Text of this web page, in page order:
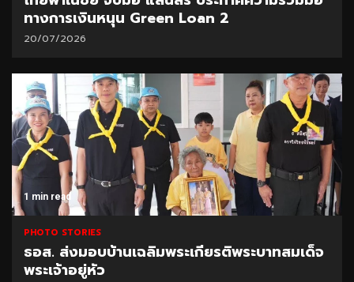
ทางการเงินหนุน Green Loan 2
20/07/2026
1 min read
PHOTO STORIES
ธอส. ส่งมอบบ้านเฉลิมพระเกียรติพระบาทสมเด็จ
พระเจ้าอยู่หัว